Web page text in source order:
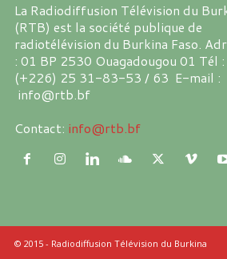
La Radiodiffusion Télévision du
(RTB) est la société publique de
radiotélévision du Burkina Faso.
: 01 BP 2530 Ouagadougou 01 Tél :
(+226) 25 31-83-53 / 63 E-mail :
info@rtb.bf
Contact: info@rtb.bf
© 2015 - Radiodiffusion Télévision du Burkina